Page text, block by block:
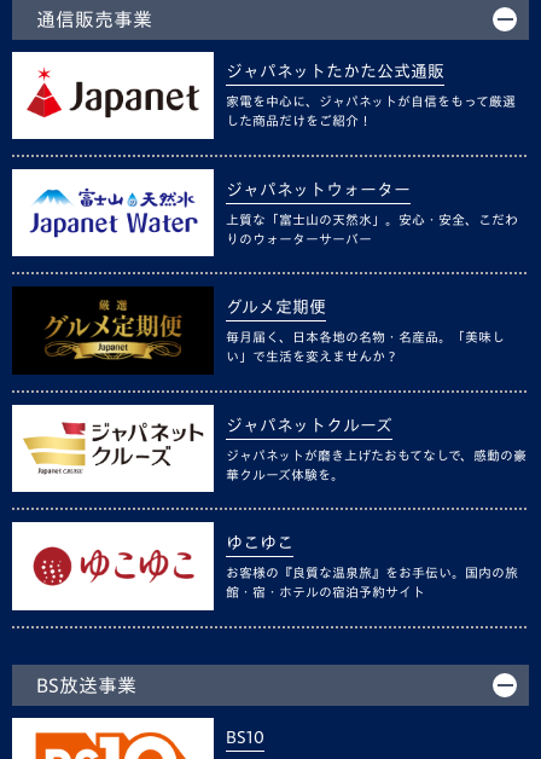
通信販売事業
ジャパネットたかた公式通販
家電を中心に、ジャパネットが自信をもって厳選
した商品だけをご紹介！
ジャパネットウォーター
上質な「富士山の天然水」。安心・安全、こだわ
りのウォーターサーバー
グルメ定期便
毎月届く、日本各地の名物・名産品。「美味し
い」で生活を変えませんか？
ジャパネットクルーズ
ジャパネットが磨き上げたおもてなしで、感動の豪
華クルーズ体験を。
ゆこゆこ
お客様の『良質な温泉旅』をお手伝い。国内の旅
館・宿・ホテルの宿泊予約サイト
BS放送事業
BS10